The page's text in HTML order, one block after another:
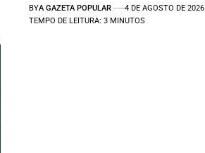
BYA GAZETA POPULAR
4 DE AGOSTO DE 2026
TEMPO DE LEITURA: 3 MINUTOS